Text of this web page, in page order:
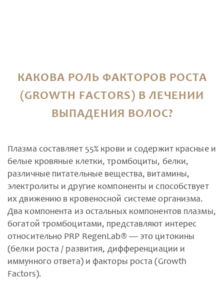
КАКОВА РОЛЬ ФАКТОРОВ РОСТА
(GROWTH FACTORS) В ЛЕЧЕНИИ
ВЫПАДЕНИЯ ВОЛОС?
Плазма составляет 55% крови и содержит красные и
белые кровяные клетки, тромбоциты, белки,
различные питательные вещества, витамины,
электролиты и другие компоненты и способствует
их движению в кровеносной системе организма.
Два компонента из остальных компонентов плазмы,
богатой тромбоцитами, представляют интерес
относительно PRP RegenLab® — это цитокины
(белки роста / развития, дифференциации и
иммунного ответа) и факторы роста (Growth
Factors).